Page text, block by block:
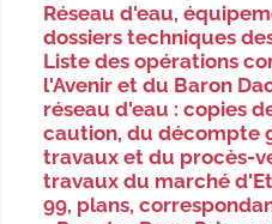
Réseau d'eau,
dossiers techniques
Liste des opérations
l'Avenir et du Baron
réseau d'eau : copies
caution, du décompte
travaux et du procès-
travaux du marché
99, plans,